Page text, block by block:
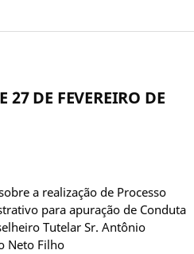
27 DE FEVEREIRO DE
a realização de Processo
para apuração de Conduta
Tutelar Sr. Antônio
Neto Filho